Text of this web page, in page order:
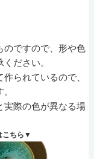
のですので、形や色
ださい。
られているので、
実際の色が異なる場
こちら▼